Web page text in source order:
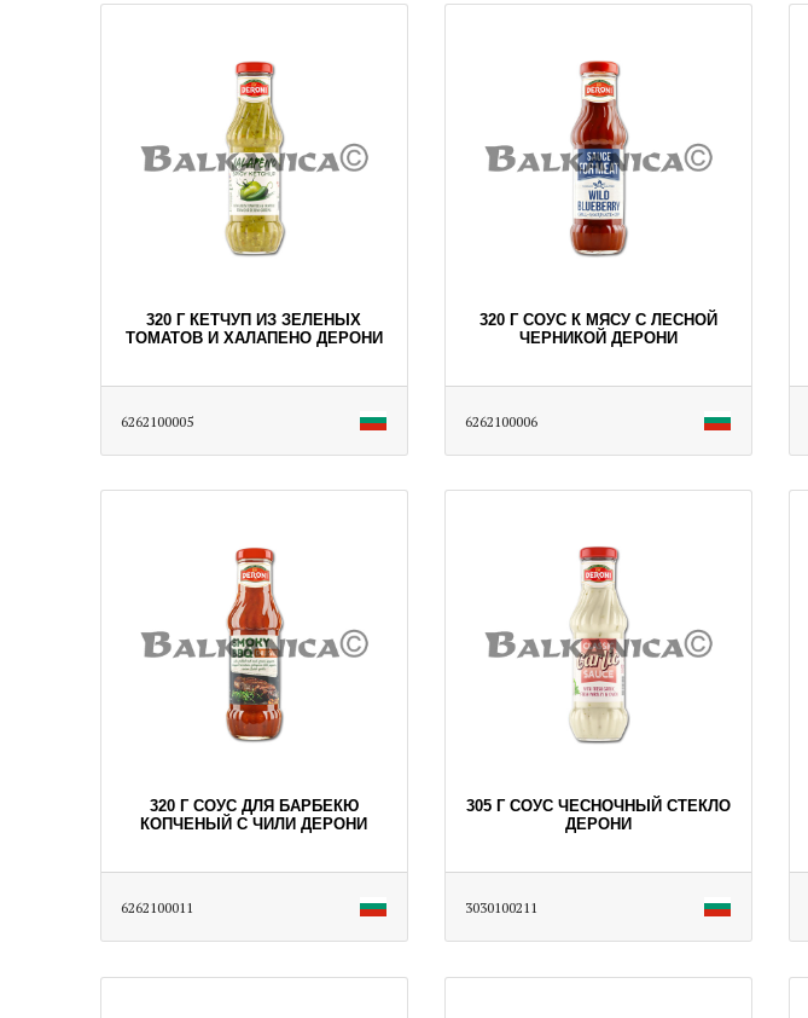
320 Г КЕТЧУП ИЗ ЗЕЛЕНЫХ
ТОМАТОВ И ХАЛАПЕНО ДЕРОНИ
6262100005
320 Г СОУС К МЯСУ С ЛЕСНОЙ
ЧЕРНИКОЙ ДЕРОНИ
6262100006
320 Г СОУС ДЛЯ БАРБЕКЮ
КОПЧЕНЫЙ С ЧИЛИ ДЕРОНИ
6262100011
305 Г СОУС ЧЕСНОЧНЫЙ СТЕКЛО
ДЕРОНИ
3030100211